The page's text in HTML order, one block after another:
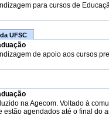
para cursos de
UFSC
de apoio aos cursos
na Agecom. Voltado à
estão agendados até o final do